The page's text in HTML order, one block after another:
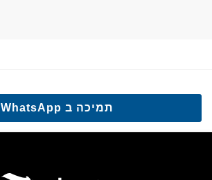
תמיכה ב WhatsApp